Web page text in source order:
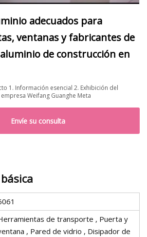
adecuados para
ventanas y fabricantes de
de construcción en
1. Información esencial 2. Exhibición del
Weifang Guanghe Meta
Envíe su consulta
de transporte , Puerta y
, Pared de vidrio , Disipador de